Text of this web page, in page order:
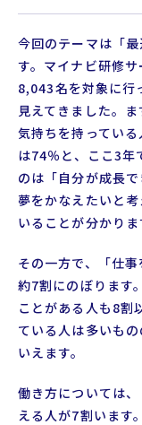
今回のテーマは「
す。マイナビ研修
8,043名を対象に行
見えてきました。
気持ちを持ってい
は74％と、ここ3年
のは「自分が成長
夢をかなえたいと
いることが分かりま
その一方で、「仕
約7割にのぼります
ことがある人も8割
ている人は多いも
いえます。
働き方については
える人が7割います